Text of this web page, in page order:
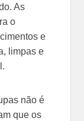
As
o
e
limpas e
não é
que os